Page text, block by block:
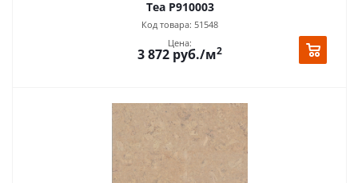
Tea P910003
Код товара: 51548
Цена:
3 872 руб./м2